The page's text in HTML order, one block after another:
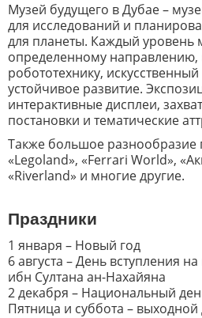
Музей будущего в Дубае –
для исследований и
для планеты. Каждый уровень
определенному направлению,
робототехнику, искусственный
устойчивое развитие.
интерактивные дисплеи,
постановки и тематические
Также большое разнообразие
«Legoland», «Ferrari World»,
«Riverland» и многие другие.
Праздники
1 января – Новый год
6 августа – День вступления
ибн Султана ан-Нахайяна
2 декабря – Национальный
Пятница и суббота –